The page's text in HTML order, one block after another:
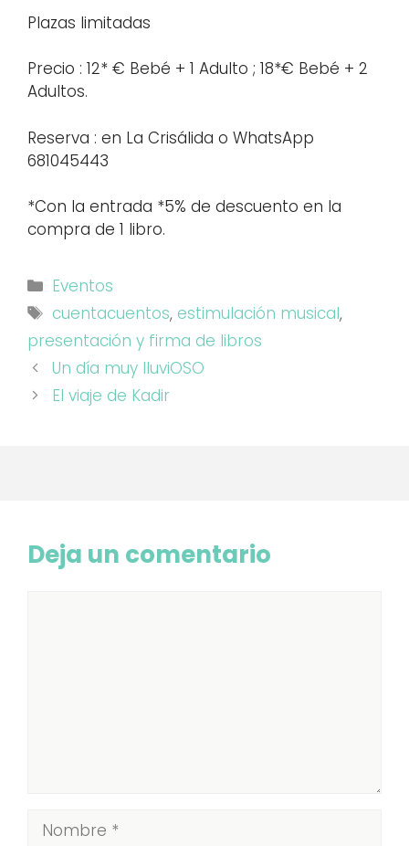
Plazas limitadas
Precio : 12* € Bebé + 1 Adulto ; 18*€ Bebé + 2
Adultos.
Reserva : en La Crisálida o WhatsApp
681045443
*Con la entrada *5% de descuento en la
compra de 1 libro.
Categorías
Eventos
Etiquetas
cuentacuentos, estimulación musical,
presentación y firma de libros
Un día muy lluviOSO
El viaje de Kadir
Deja un comentario
Nombre